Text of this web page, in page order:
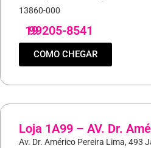
13860-000
19
99205-8541
COMO CHEGAR
Loja 1A99 – AV. Dr.
Av. Dr. Américo Pereira Lima, 493